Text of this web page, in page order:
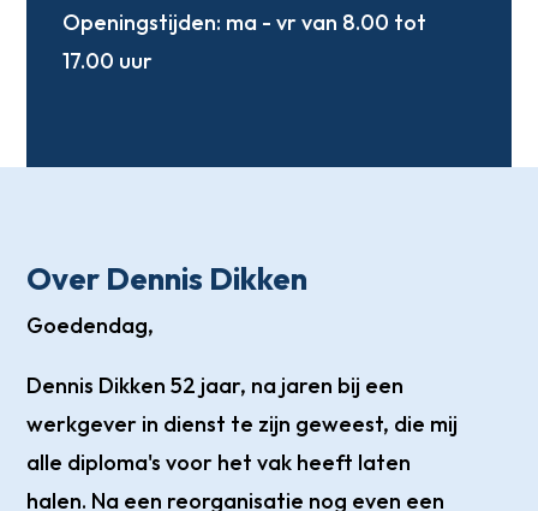
Openingstijden: ma - vr van 8.00 tot
17.00 uur
Over Dennis Dikken
Goedendag,
Dennis Dikken 52 jaar, na jaren bij een
werkgever in dienst te zijn geweest, die mij
alle diploma's voor het vak heeft laten
halen. Na een reorganisatie nog even een